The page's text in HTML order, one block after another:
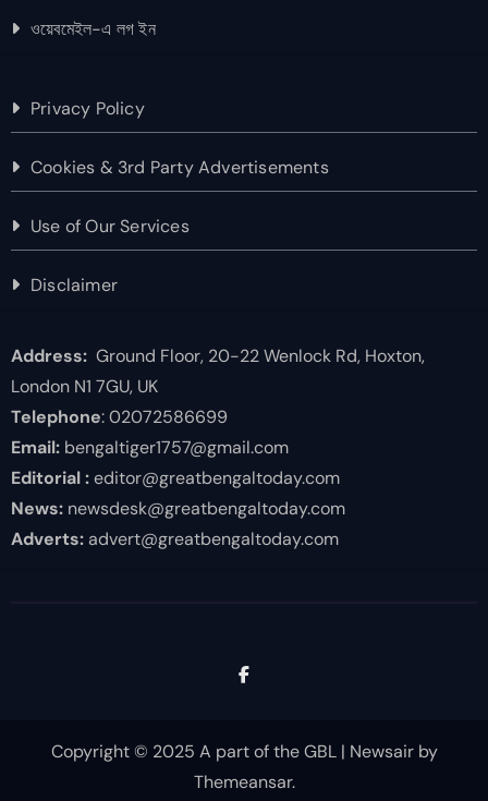
ওয়েবমেইল-এ লগ ইন
Privacy Policy
Cookies & 3rd Party Advertisements
Use of Our Services
Disclaimer
Address:Ground Floor, 20-22 Wenlock Rd, Hoxton,
London N1 7GU, UK
Telephone: 02072586699
Email:bengaltiger1757@gmail.com
Editorial :editor@greatbengaltoday.com
News:newsdesk@greatbengaltoday.com
Adverts:advert@greatbengaltoday.com
Copyright © 2025 A part of the GBL | Newsairby
Themeansar.